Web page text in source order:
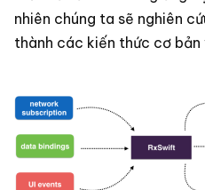
nhiên chúng ta sẽ nghiên
thành các kiến thức cơ bản